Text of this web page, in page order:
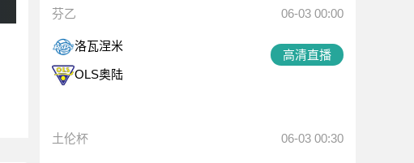
芬乙 06-03 00:00
洛瓦涅米
OLS奥陆
高清直播
土伦杯 06-03 00:30